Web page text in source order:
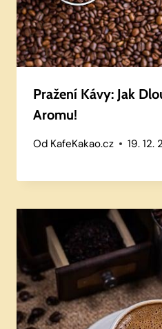
Pražení Kávy: Jak
Aromu!
Od KafeKakao.cz 19. 12.